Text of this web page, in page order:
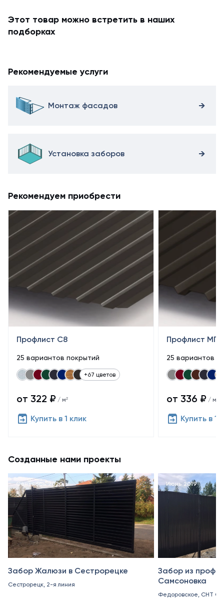
Этот товар можно встретить в наших
подборках
Рекомендуемые услуги
Монтаж фасадов
Установка заборов
Рекомендуем приобрести
Профлист С8
25 вариантов покрытий
+67 цветов
от 322 ₽ / м²
Купить в 1 клик
Профлист
25 вариантов
от 336 ₽ / м²
Купить в 1
Созданные нами проекты
Сентябрь 2020
Забор Жалюзи в Сестрорецке
Сестрорецк, 2-я линия
Июнь 2019
Забор из
Самсоновка
Федоровское, СНТ